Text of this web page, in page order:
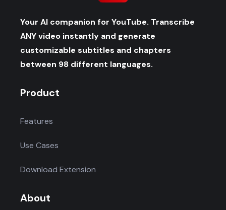
Your AI companion for YouTube. Transcribe
ANY video instantly and generate
customizable subtitles and chapters
between 98 different languages.
Product
Features
Use Cases
Download Extension
About